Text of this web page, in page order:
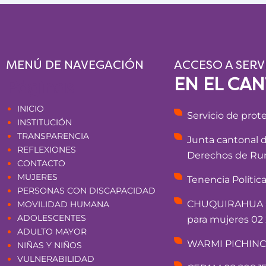
MENÚ DE NAVEGACIÓN
INICIO
INSTITUCIÓN
TRANSPARENCIA
REFLEXIONES
CONTACTO
MUJERES
PERSONAS CON DISCAPACIDAD
MOVILIDAD HUMANA
ADOLESCENTES
ADULTO MAYOR
NIÑAS Y NIÑOS
VULNERABILIDAD
ACCESO A
EN EL
Servicio de
Junta cantonal
Derechos de
Tenencia
para mujeres 02
WARMI